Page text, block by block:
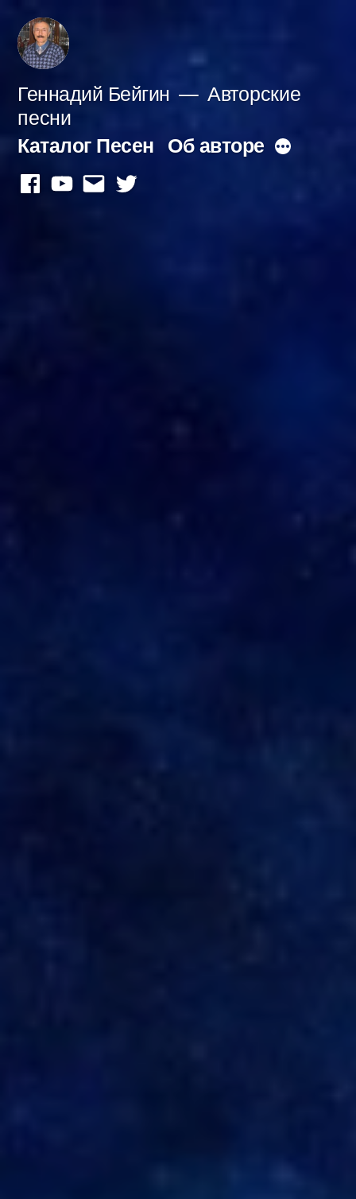
Перейти
содержимому
Геннадий Бейгин
Авторские
песни
Каталог Песен Об авторе Больше
facebook
youtube
mail twitter